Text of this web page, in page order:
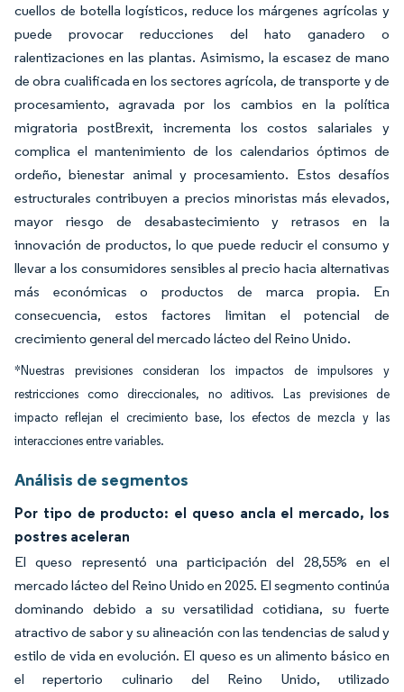
cuellos de botella logísticos, reduce los márgenes agrícolas y
puede provocar reducciones del hato ganadero o
ralentizaciones en las plantas. Asimismo, la escasez de mano
de obra cualificada en los sectores agrícola, de transporte y de
procesamiento, agravada por los cambios en la política
migratoria postBrexit, incrementa los costos salariales y
complica el mantenimiento de los calendarios óptimos de
ordeño, bienestar animal y procesamiento. Estos desafíos
estructurales contribuyen a precios minoristas más elevados,
mayor riesgo de desabastecimiento y retrasos en la
innovación de productos, lo que puede reducir el consumo y
llevar a los consumidores sensibles al precio hacia alternativas
más económicas o productos de marca propia. En
consecuencia, estos factores limitan el potencial de
crecimiento general del mercado lácteo del Reino Unido.
*Nuestras previsiones consideran los impactos de impulsores y
restricciones como direccionales, no aditivos. Las previsiones de
impacto reflejan el crecimiento base, los efectos de mezcla y las
interacciones entre variables.
Análisis de segmentos
Por tipo de producto: el queso ancla el mercado, los
postres aceleran
El queso representó una participación del 28,55% en el
mercado lácteo del Reino Unido en 2025. El segmento continúa
dominando debido a su versatilidad cotidiana, su fuerte
atractivo de sabor y su alineación con las tendencias de salud y
estilo de vida en evolución. El queso es un alimento básico en
el repertorio culinario del Reino Unido, utilizado